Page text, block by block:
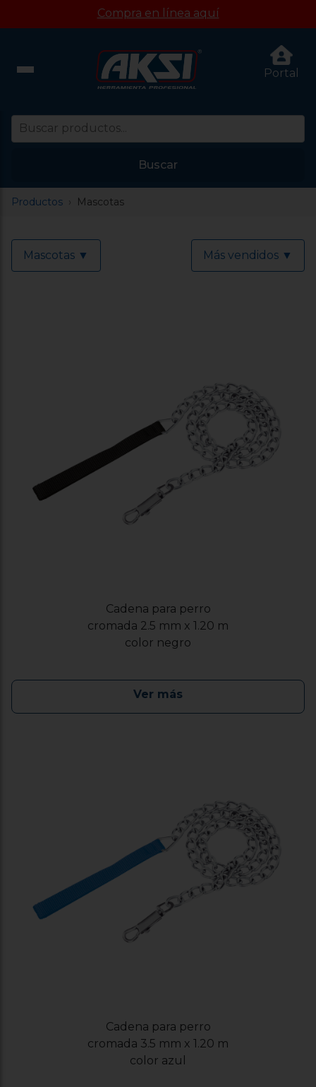
Compra en línea aquí
Portal
Buscar
Productos Mascotas
Mascotas ▼ Más vendidos ▼
Cadena para perro
cromada 2.5 mm x 1.20 m
color negro
Ver más
Cadena para perro
cromada 3.5 mm x 1.20 m
color azul